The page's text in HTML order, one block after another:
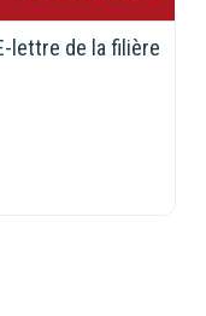
lettre de la filière